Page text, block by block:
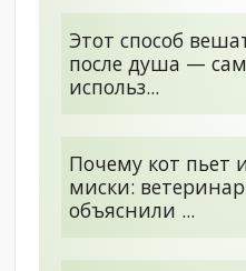
Этот способ
после душа —
использ...
Почему кот пьет
миски:
объяснили ...